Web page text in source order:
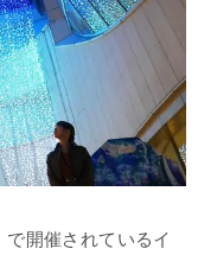
で開催されているイ